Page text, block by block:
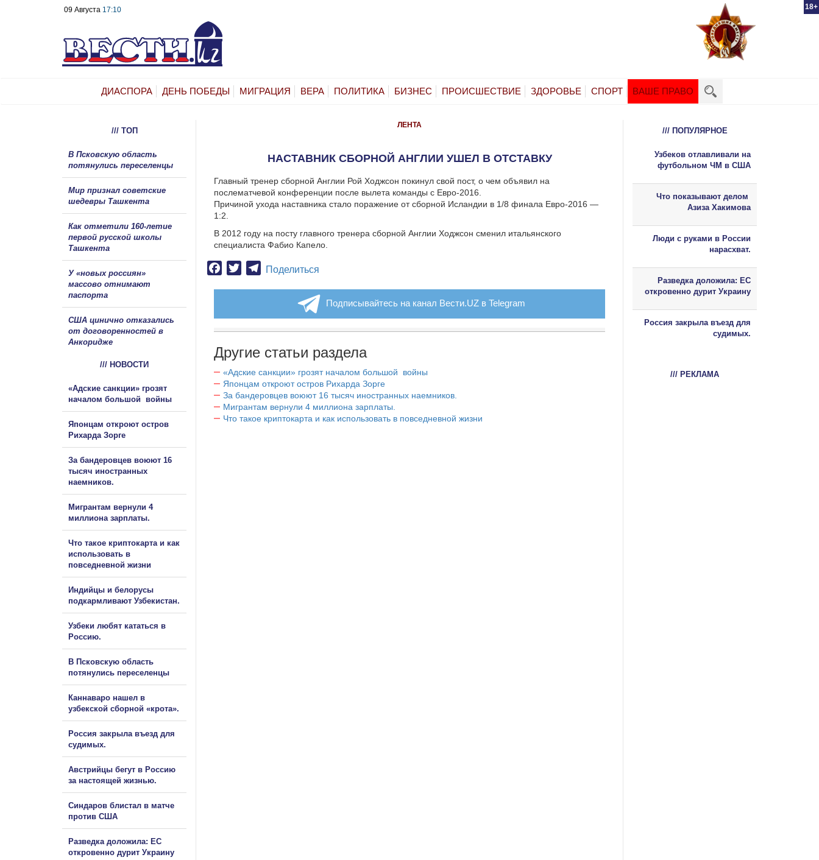
18+
09 Августа 17:10
ДИАСПОРА ДЕНЬ ПОБЕДЫ МИГРАЦИЯ ВЕРА ПОЛИТИКА БИЗНЕС ПРОИСШЕСТВИЕ ЗДОРОВЬЕ СПОРТ ВАШЕ ПРАВО
ЛЕНТА
НАСТАВНИК СБОРНОЙ АНГЛИИ УШЕЛ В ОТСТАВКУ
Главный тренер сборной Англии Рой Ходжсон покинул свой пост, о чем объявил на
послематчевой конференции после вылета команды с Евро-2016.
Причиной ухода наставника стало поражение от сборной Исландии в 1/8 финала Евро-2016 —
1:2.
В 2012 году на посту главного тренера сборной Англии Ходжсон сменил итальянского
специалиста Фабио Капело.
Facebook
TwitterTelegram
Поделиться
Подписывайтесь на канал Вести.UZ в Telegram
Другие статьи раздела
«Адские санкции» грозят началом большой войны
Японцам откроют остров Рихарда Зорге
За бандеровцев воюют 16 тысяч иностранных наемников.
Мигрантам вернули 4 миллиона зарплаты.
Что такое криптокарта и как использовать в повседневной жизни
/// ТОП
В Псковскую область
потянулись переселенцы
Мир признал советские
шедевры Ташкента
Как отметили 160-летие
первой русской школы
Ташкента
У «новых россиян»
массово отнимают
паспорта
США цинично отказались
от договоренностей в
Анкоридже
/// НОВОСТИ
«Адские санкции» грозят
началом большой войны
Японцам откроют остров
Рихарда Зорге
За бандеровцев воюют 16
тысяч иностранных
наемников.
Мигрантам вернули 4
миллиона зарплаты.
Что такое криптокарта и как
использовать в
повседневной жизни
Индийцы и белорусы
подкармливают Узбекистан.
Узбеки любят кататься в
Россию.
В Псковскую область
потянулись переселенцы
Каннаваро нашел в
узбекской сборной «крота».
Россия закрыла въезд для
судимых.
Австрийцы бегут в Россию
за настоящей жизнью.
Синдаров блистал в матче
против США
Разведка доложила: ЕС
откровенно дурит Украину
/// ПОПУЛЯРНОЕ
Узбеков отлавливали на
футбольном ЧМ в США
Что показывают делом
Азиза Хакимова
Люди с руками в России
нарасхват.
Разведка доложила: ЕС
откровенно дурит Украину
Россия закрыла въезд для
судимых.
/// РЕКЛАМА